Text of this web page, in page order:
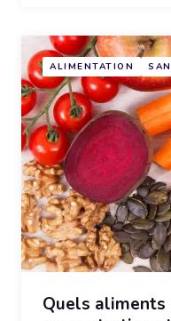
ALIMENTATION
Quels aliments